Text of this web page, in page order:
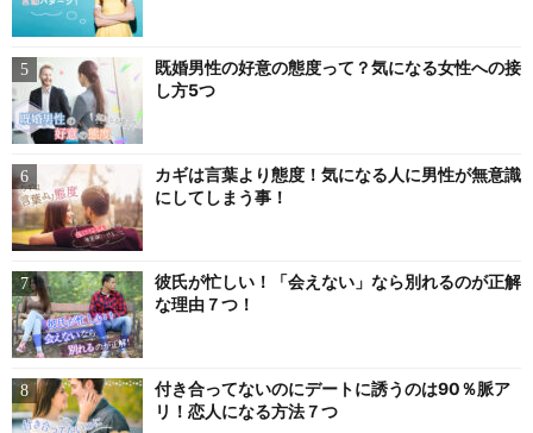
既婚男性の好意の態度って？気になる女性への接
し方5つ
カギは言葉より態度！気になる人に男性が無意識
にしてしまう事！
彼氏が忙しい！「会えない」なら別れるのが正解
な理由７つ！
付き合ってないのにデートに誘うのは90％脈ア
リ！恋人になる方法７つ